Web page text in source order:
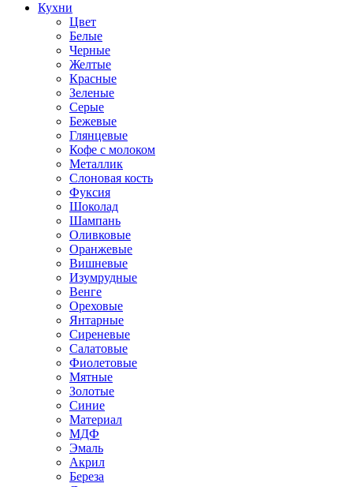
Кухни
Цвет
Белые
Черные
Желтые
Красные
Зеленые
Серые
Бежевые
Глянцевые
Кофе с молоком
Металлик
Слоновая кость
Фуксия
Шоколад
Шампань
Оливковые
Оранжевые
Вишневые
Изумрудные
Венге
Ореховые
Янтарные
Сиреневые
Салатовые
Фиолетовые
Мятные
Золотые
Синие
Материал
МДФ
Эмаль
Акрил
Береза